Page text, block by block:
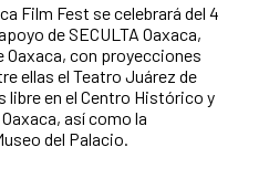
Film Fest se celebrará del 4
de SECULTA Oaxaca,
Oaxaca, con proyecciones
ellas el Teatro Juárez de
libre en el Centro Histórico y
así como la
del Palacio.